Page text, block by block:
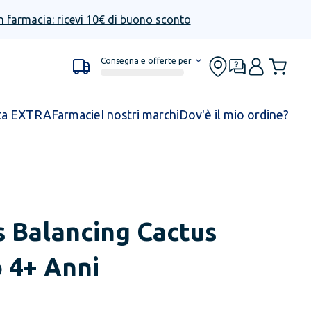
farmacia: ricevi 10€ di buono sconto
Consegna e offerte per
EXTRAFarmacieI nostri marchiDov'è il mio ordine?
Balancing Cactus
4+ Anni